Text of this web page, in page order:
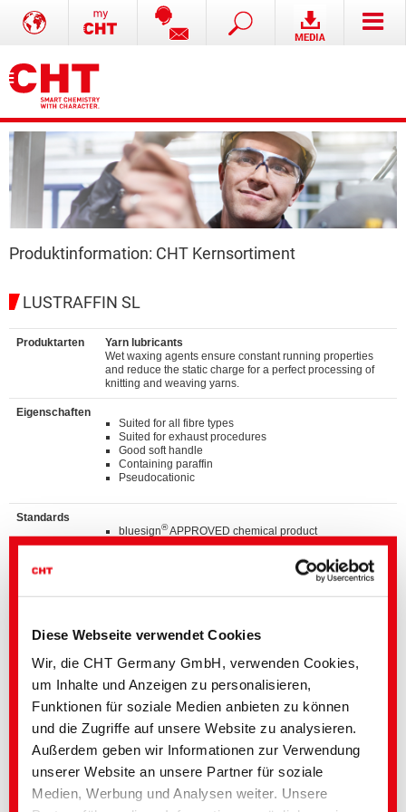
Diese Webseite verwendet Cookies
Wir, die CHT Germany GmbH, verwenden Cookies,
um Inhalte und Anzeigen zu personalisieren,
Funktionen für soziale Medien anbieten zu können
und die Zugriffe auf unsere Website zu analysieren.
Außerdem geben wir Informationen zur Verwendung
unserer Website an unsere Partner für soziale
Medien, Werbung und Analysen weiter. Unsere
Produktinformation: CHT Kernsortiment
LUSTRAFFIN SL
Produktarten
Yarn lubricants
Wet waxing agents ensure constant running properties
and reduce the static charge for a perfect processing of
knitting and weaving yarns.
Eigenschaften
Suited for all fibre types
Suited for exhaust procedures
Good soft handle
Containing paraffin
Pseudocationic
Standards
bluesign®APPROVED chemical product
GOTS approved input (colorant/textile auxiliary) by
ZDHC MRSL v3.1 Conformance Level 3
Suitable for application on textile articles intended to
®
Listed on “The List by INDITEX” with AA
Details und Downloads von Listen
Kontaktieren Sie bitte den hier angegebenen Fachbereich oder
wenden Sie sich direkt an IhreLandesvertretung
Wir unterstützen Sie mit:
• Mustern
• Detaillierter Anwendungsberatung